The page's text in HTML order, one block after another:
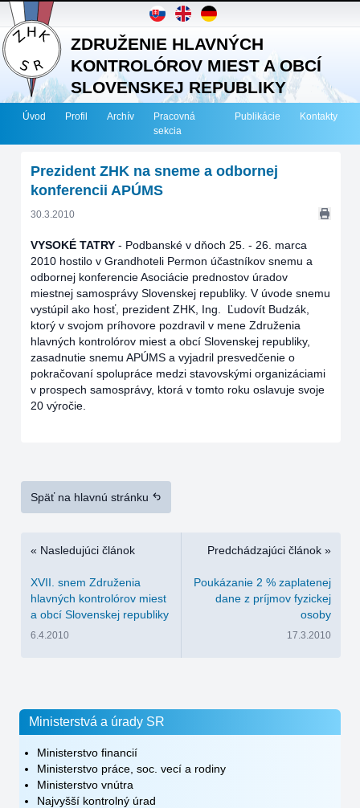
ZDRUŽENIE HLAVNÝCH
KONTROLÓROV MIEST A OBCÍ
SLOVENSKEJ REPUBLIKY
Úvod Profil Archív
Pracovná
sekcia
Publikácie Kontakty
Ministerstvá a úrady SR
Ministerstvo financií
Ministerstvo práce, soc. vecí a rodiny
Ministerstvo vnútra
Najvyšší kontrolný úrad
Prezident ZHK na sneme a odbornej
konferencii APÚMS
30.3.2010
VYSOKÉ TATRY - Podbanské v dňoch 25. - 26. marca
2010 hostilo v Grandhoteli Permon účastníkov snemu a
odbornej konferencie Asociácie prednostov úradov
miestnej samosprávy Slovenskej republiky. V úvode snemu
vystúpil ako hosť, prezident ZHK, Ing. Ľudovít Budzák,
ktorý v svojom príhovore pozdravil v mene Združenia
hlavných kontrolórov miest a obcí Slovenskej republiky,
zasadnutie snemu APÚMS a vyjadril presvedčenie o
pokračovaní spolupráce medzi stavovskými organizáciami
v prospech samosprávy, ktorá v tomto roku oslavuje svoje
20 výročie.
Späť na hlavnú stránku
« Nasledujúci článok
XVII. snem Združenia
hlavných kontrolórov miest
a obcí Slovenskej republiky
6.4.2010
Predchádzajúci článok »
Poukázanie 2 % zaplatenej
dane z príjmov fyzickej
osoby
17.3.2010